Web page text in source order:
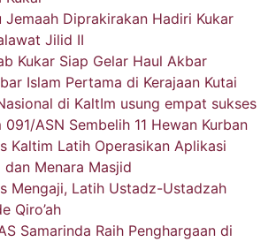
Jemaah Diprakirakan Hadiri Kukar
Jilid II
Kukar Siap Gelar Haul Akbar
Islam Pertama di Kerajaan Kutai
di KaltIm usung empat sukses
091/ASN Sembelih 11 Hewan Kurban
Kaltim Latih Operasikan Aplikasi
dan Menara Masjid
Mengaji, Latih Ustadz-Ustadzah
Qiro’ah
Samarinda Raih Penghargaan di